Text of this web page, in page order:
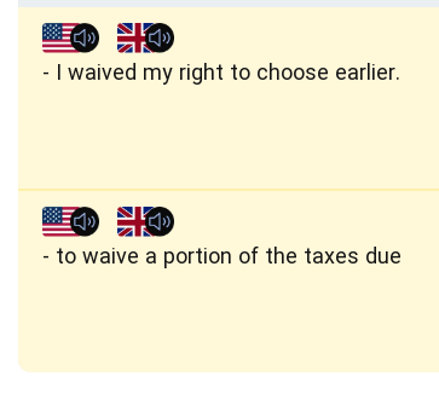
I waived my right to choose earlier.
to waive a portion of the taxes due